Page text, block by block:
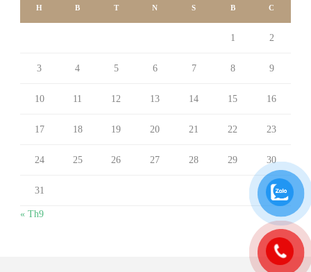
H B T N S B C
1 2
3 4 5 6 7 8 9
10 11 12 13 14 15 16
17 18 19 20 21 22 23
24 25 26 27 28 29 30
31
« Th9